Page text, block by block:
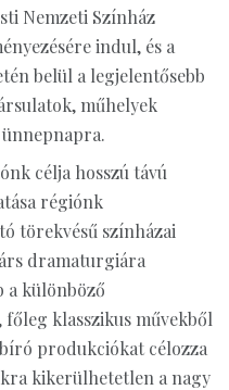
Nemzeti Színház
indul, és a
belül a legjelentősebb
műhelyek
célja hosszú távú
régiónk
törekvésű színházai
dramaturgiára
a különböző
klasszikus művekből
produkciókat célozza
kikerülhetetlen a nagy